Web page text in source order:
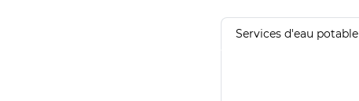
Services d'eau potable